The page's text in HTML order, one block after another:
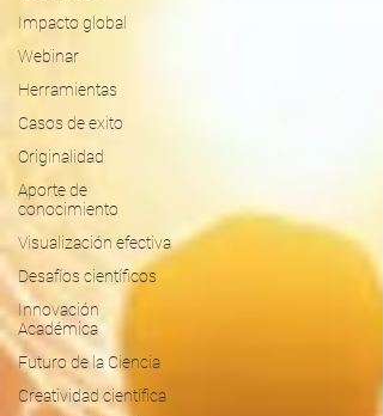
Impacto global
Webinar
Herramientas
Casos de exito
Originalidad
Aporte de
conocimiento
Visualización efectiva
Desafíos científicos
Innovación
Académica
Futuro de la Ciencia
Creatividad científica